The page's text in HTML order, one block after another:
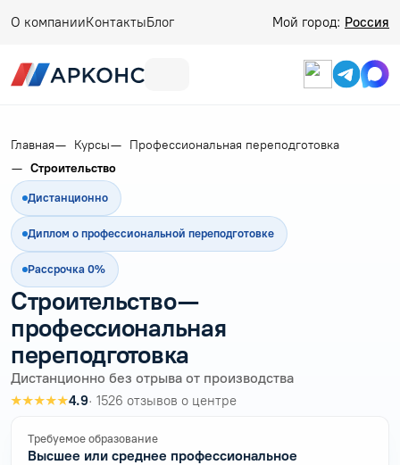
О компанииКонтактыБлог Мой город: Россия
Главная Курсы
Профессиональная переподготовка
Строительство
Дистанционно
Диплом о профессиональной переподготовке
Рассрочка 0%
Строительство —
профессиональная
переподготовка
Дистанционно без отрыва от производства
★★★★★4.9· 1526 отзывов о центре
Требуемое образование
Высшее или среднее профессиональное